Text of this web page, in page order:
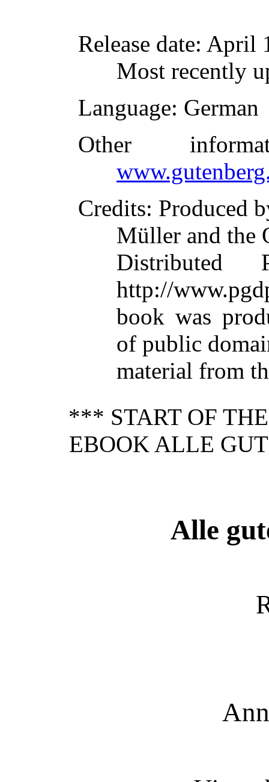
Release date: April
Most recently
Language: German
Other
Credits: Produced
Müller and the
Distributed
http://
book was
of public
material from
*** START OF
EBOOK ALLE
Alle